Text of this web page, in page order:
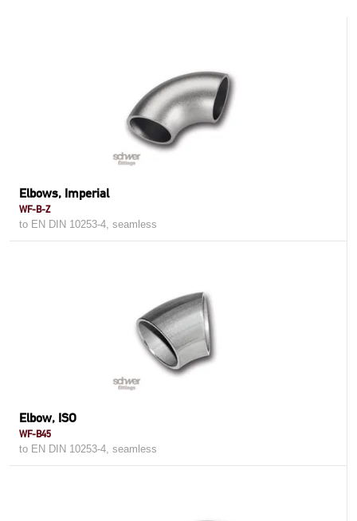
Elbows, Imperial
WF-B-Z
to EN DIN 10253-4, seamless
Elbow, ISO
WF-B45
to EN DIN 10253-4, seamless